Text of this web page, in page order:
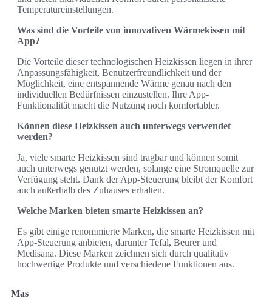
Temperatureinstellungen.
Was sind die Vorteile von innovativen Wärmekissen mit
App?
Die Vorteile dieser technologischen Heizkissen liegen in ihrer
Anpassungsfähigkeit, Benutzerfreundlichkeit und der
Möglichkeit, eine entspannende Wärme genau nach den
individuellen Bedürfnissen einzustellen. Ihre App-
Funktionalität macht die Nutzung noch komfortabler.
Können diese Heizkissen auch unterwegs verwendet
werden?
Ja, viele smarte Heizkissen sind tragbar und können somit
auch unterwegs genutzt werden, solange eine Stromquelle zur
Verfügung steht. Dank der App-Steuerung bleibt der Komfort
auch außerhalb des Zuhauses erhalten.
Welche Marken bieten smarte Heizkissen an?
Es gibt einige renommierte Marken, die smarte Heizkissen mit
App-Steuerung anbieten, darunter Tefal, Beurer und
Medisana. Diese Marken zeichnen sich durch qualitativ
hochwertige Produkte und verschiedene Funktionen aus.
Mas